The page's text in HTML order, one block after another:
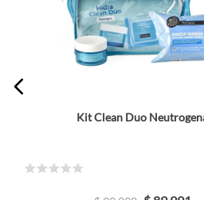
Kit Clean Duo